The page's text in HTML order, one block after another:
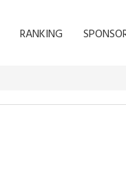
RANKING